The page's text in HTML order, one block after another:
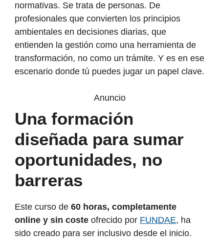
normativas. Se trata de personas. De
profesionales que convierten los principios
ambientales en decisiones diarias, que
entienden la gestión como una herramienta de
transformación, no como un trámite. Y es en ese
escenario donde tú puedes jugar un papel clave.
Anuncio
Una formación
diseñada para sumar
oportunidades, no
barreras
Este curso de 60 horas, completamente
online y sin coste ofrecido por FUNDAE, ha
sido creado para ser inclusivo desde el inicio.